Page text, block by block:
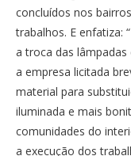
concluídos nos
trabalhos. E enfatiza:
a troca das lâmpadas
a empresa licitada
material para
iluminada e mais
comunidades do
a execução dos